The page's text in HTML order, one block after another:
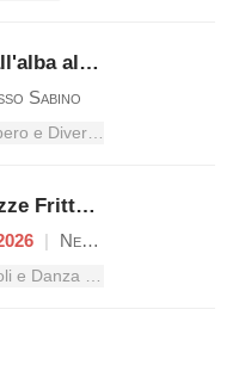
Vivi Farfa - Dall'alba al tramonto
Sabino
Sagra delle Pizze Fritte Nerolesi
| Nerola